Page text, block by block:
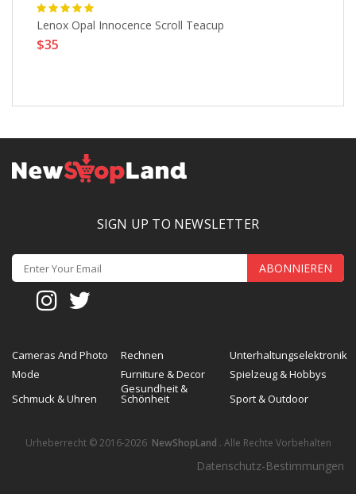
Lenox Opal Innocence Scroll Teacup
$35
SIGN UP TO NEWSLETTER
ABONNIEREN
Cameras And Photo Rechnen
Unterhaltungselektronik
Mode
Furniture & Decor
Spielzeug & Hobbys
Schmuck & Uhren
Gesundheit &
Schönheit Sport & Outdoor
Urheberrecht © 2016-2026 NewShopLand . Alle Rechte Vorbehalten
Datenschutz-Bestimmungen